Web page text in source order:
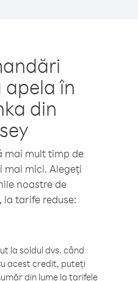
în
din
mai mult timp de
mai mici. Alegeți
noastre de
la tarife reduse:
la soldul dvs. când
acest credit, puteți
din lume la tarifele